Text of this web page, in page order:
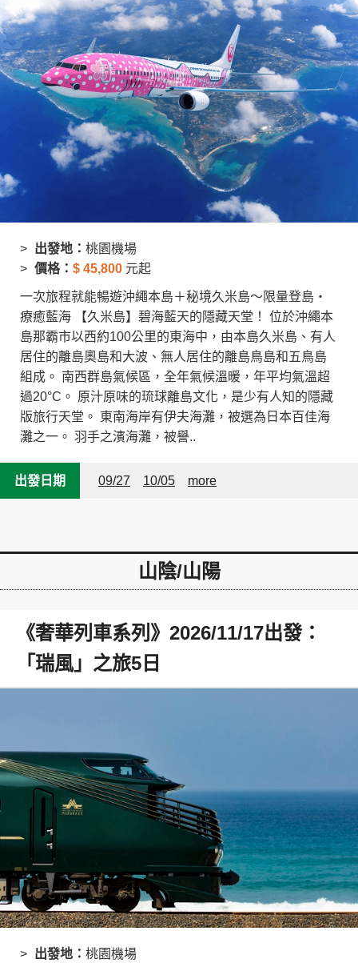
出發地： 桃園機場
價格： $ 45,800 元起
一次旅程就能暢遊沖繩本島＋秘境久米島～限量登島・
療癒藍海 【久米島】碧海藍天的隱藏天堂！ 位於沖繩本
島那霸市以西約100公里的東海中，由本島久米島、有人
居住的離島奧島和大波、無人居住的離島鳥島和五鳥島
組成。 南西群島氣候區，全年氣候溫暖，年平均氣溫超
過20°C。 原汁原味的琉球離島文化，是少有人知的隱藏
版旅行天堂。 東南海岸有伊夫海灘，被選為日本百佳海
灘之一。 羽手之濱海灘，被譽..
出發日期 09/27 10/05 more
山陰/山陽
《奢華列車系列》2026/11/17出發：
「瑞風」之旅5日
出發地： 桃園機場